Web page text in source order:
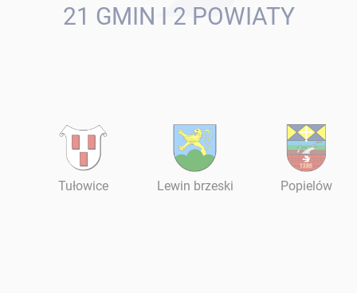
21 GMIN I 2 POWIATY
Tułowice Lewin brzeski Popielów